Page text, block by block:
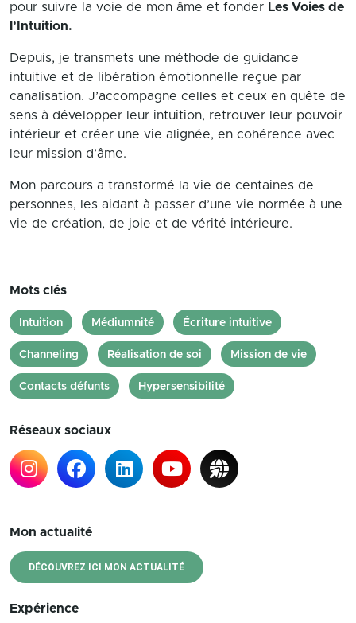
pour suivre la voie de mon âme et fonder Les Voies de
l’Intuition.
Depuis, je transmets une méthode de guidance
intuitive et de libération émotionnelle reçue par
canalisation. J’accompagne celles et ceux en quête de
sens à développer leur intuition, retrouver leur pouvoir
intérieur et créer une vie alignée, en cohérence avec
leur mission d’âme.
Mon parcours a transformé la vie de centaines de
personnes, les aidant à passer d’une vie normée à une
vie de création, de joie et de vérité intérieure.
Mots clés
Intuition Médiumnité Écriture intuitive
Channeling Réalisation de soi Mission de vie
Contacts défunts Hypersensibilité
Réseaux sociaux
Mon actualité
DÉCOUVREZ ICI MON ACTUALITÉ
Expérience